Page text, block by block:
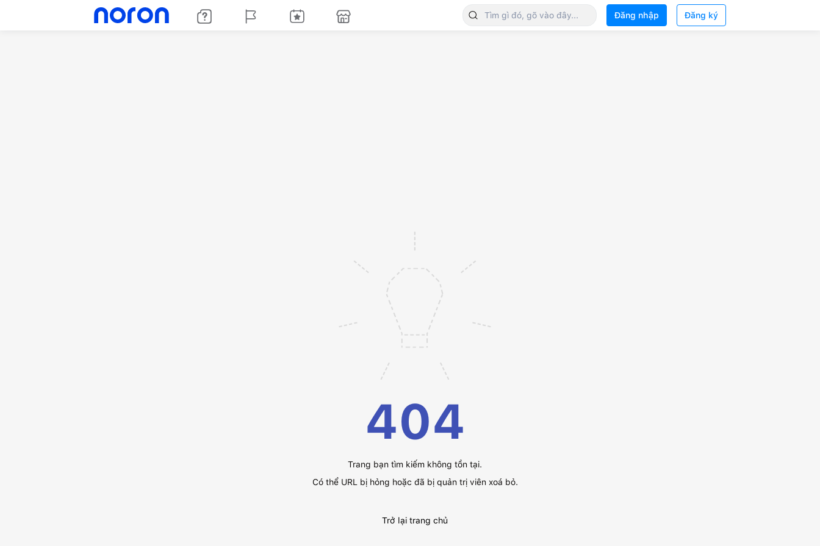
Đăng nhập Đăng ký
404
Trang bạn tìm kiếm không tồn tại.
Có thể URL bị hỏng hoặc đã bị quản trị viên xoá bỏ.
Trở lại trang chủ